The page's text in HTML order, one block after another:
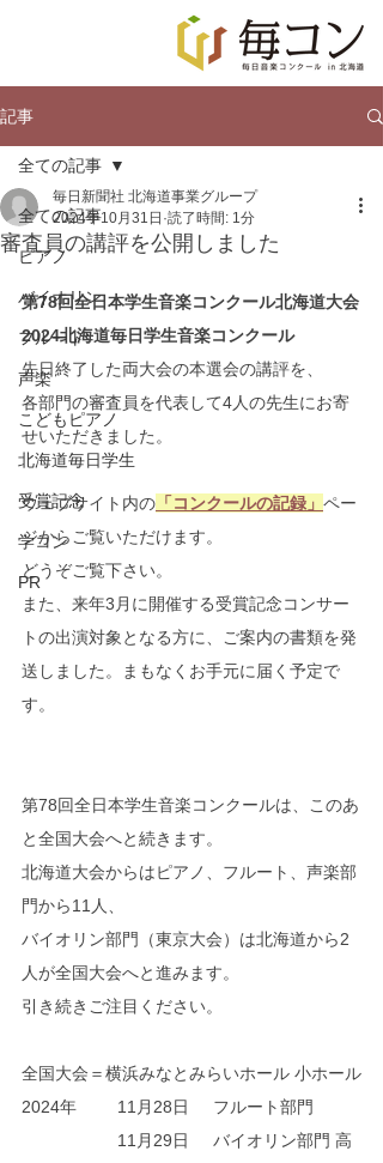
記事
全ての記事
ピアノ
バイオリン
フルート
声楽
こどもピアノ
北海道毎日学生
受賞記念
学コン
PR
全ての記事
審査員の講評を公開しました
毎日新聞社 北海道事業グループ
2024年10月31日 読了時間: 1分
第78回全日本学生音楽コンクール北海道大会
2024北海道毎日学生音楽コンクール
先日終了した両大会の本選会の講評を、
各部門の審査員を代表して4人の先生にお寄
せいただきました。
ウェブサイト内の 「コンクールの記録」 ペー
ジからご覧いただけます。
どうぞご覧下さい。
また、来年3月に開催する受賞記念コンサー
トの出演対象となる方に、ご案内の書類を発
送しました。まもなくお手元に届く予定で
す。
第78回全日本学生音楽コンクールは、このあ
と全国大会へと続きます。
北海道大会からはピアノ、フルート、声楽部
門から11人、
バイオリン部門（東京大会）は北海道から2
人が全国大会へと進みます。
引き続きご注目ください。
全国大会＝横浜みなとみらいホール 小ホール
2024年	11月28日	フルート部門